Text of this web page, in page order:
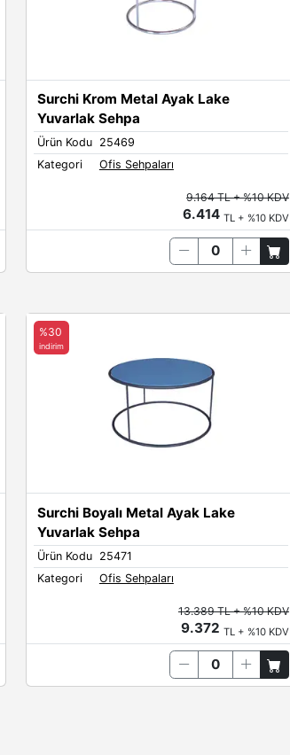
Surchi Krom Metal Ayak Lake
Yuvarlak Sehpa
Ürün Kodu
25469
Kategori
Ofis Sehpaları
9.164 TL + %10 KDV
6.414TL + %10 KDV
Surchi Boyalı Metal Ayak Lake
Yuvarlak Sehpa
Ürün Kodu
25471
Kategori
Ofis Sehpaları
%30
indirim
13.389 TL + %10 KDV
9.372TL + %10 KDV